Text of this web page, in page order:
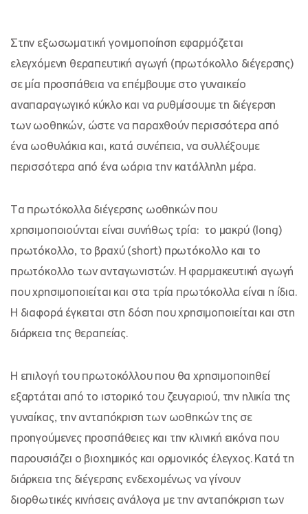
Στην εξωσωματική γονιμοποίηση εφαρμόζεται
ελεγχόμενη θεραπευτική αγωγή (πρωτόκολλο διέγερσης)
σε μία προσπάθεια να επέμβουμε στο γυναικείο
αναπαραγωγικό κύκλο και να ρυθμίσουμε τη διέγερση
των ωοθηκών, ώστε να παραχθούν περισσότερα από
ένα ωοθυλάκια και, κατά συνέπεια, να συλλέξουμε
περισσότερα από ένα ωάρια την κατάλληλη μέρα.
Τα πρωτόκολλα διέγερσης ωοθηκών που
χρησιμοποιούνται είναι συνήθως τρία: το μακρύ (long)
πρωτόκολλο, το βραχύ (short) πρωτόκολλο και το
πρωτόκολλο των ανταγωνιστών. Η φαρμακευτική αγωγή
που χρησιμοποιείται και στα τρία πρωτόκολλα είναι η ίδια.
Η διαφορά έγκειται στη δόση που χρησιμοποιείται και στη
διάρκεια της θεραπείας.
Η επιλογή του πρωτοκόλλου που θα χρησιμοποιηθεί
εξαρτάται από το ιστορικό του ζευγαριού, την ηλικία της
γυναίκας, την ανταπόκριση των ωοθηκών της σε
προηγούμενες προσπάθειες και την κλινική εικόνα που
παρουσιάζει ο βιοχημικός και ορμονικός έλεγχος. Κατά τη
διάρκεια της διέγερσης ενδεχομένως να γίνουν
διορθωτικές κινήσεις ανάλογα με την ανταπόκριση των